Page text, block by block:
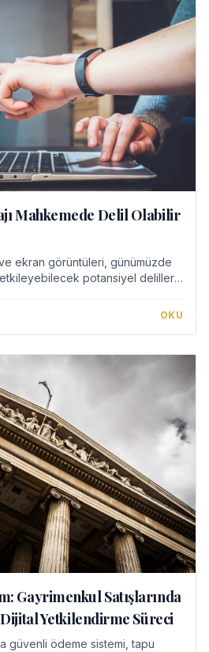
Mahkemede Delil Olabilir
ekran görüntüleri, günümüzde
potansiyel deliller
u…
OKU
Gayrimenkul Satışlarında
Yetkilendirme Süreci
güvenli ödeme sistemi, tapu